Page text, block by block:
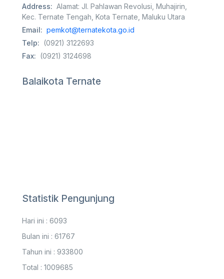
Address: Alamat: Jl. Pahlawan Revolusi, Muhajirin,
Kec. Ternate Tengah, Kota Ternate, Maluku Utara
Email: pemkot@ternatekota.go.id
Telp: (0921) 3122693
Fax: (0921) 3124698
Balaikota Ternate
Statistik Pengunjung
Hari ini : 6093
Bulan ini : 61767
Tahun ini : 933800
Total : 1009685